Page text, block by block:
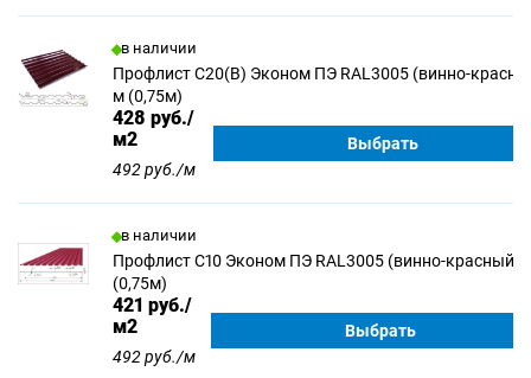
в наличии
Профлист С20(В) Эконом ПЭ RAL3005 (винно-
м (0,75м)
428 руб./
м2
492 руб./м
Выбрать
в наличии
Профлист С10 Эконом ПЭ RAL3005 (винно-красный),
(0,75м)
421 руб./
м2
492 руб./м
Выбрать